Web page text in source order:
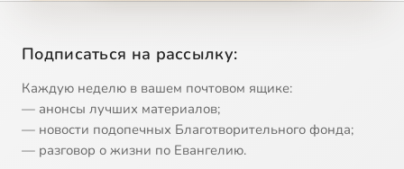
Подписаться на рассылку:
Каждую неделю в вашем почтовом ящике:
— анонсы лучших материалов;
— новости подопечных Благотворительного фонда;
— разговор о жизни по Евангелию.